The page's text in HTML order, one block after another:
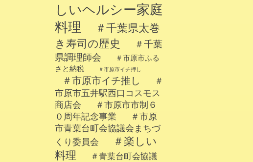
しいヘルシー家庭
料理
＃千葉県太巻
き寿司の歴史
＃千葉
県調理師会
＃市原市ふる
さと納税
＃市原市イチ押し
＃市原市イチ推し
＃
市原市五井駅西口コスモス
商店会
＃市原市市制６
０周年記念事業
＃市原
市青葉台町会協議会まちづ
くり委員会
＃楽しい
料理
＃青葉台町会協議